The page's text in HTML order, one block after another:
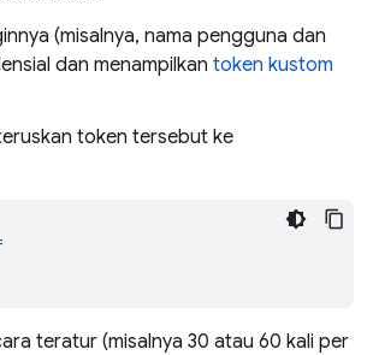
(misalnya, nama pengguna dan
dan menampilkan token kustom
token tersebut ke
teratur (misalnya 30 atau 60 kali per